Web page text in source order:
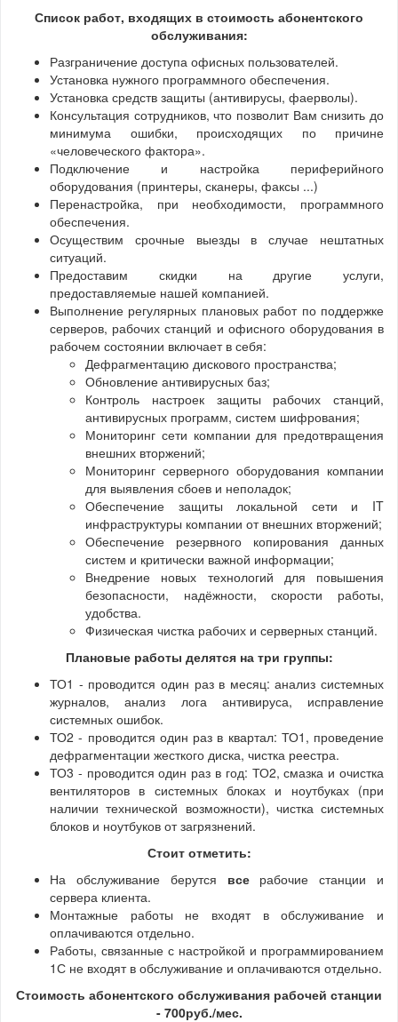
Список работ, входящих в стоимость абонентского
обслуживания:
Разграничение доступа офисных пользователей.
Установка нужного программного обеспечения.
Установка средств защиты (антивирусы, фаерволы).
Консультация сотрудников, что позволит Вам снизить до
минимума ошибки, происходящих по причине
«человеческого фактора».
Подключение и настройка периферийного
оборудования (принтеры, сканеры, факсы ...)
Перенастройка, при необходимости, программного
обеспечения.
Осуществим срочные выезды в случае нештатных
ситуаций.
Предоставим скидки на другие услуги,
предоставляемые нашей компанией.
Выполнение регулярных плановых работ по поддержке
серверов, рабочих станций и офисного оборудования в
рабочем состоянии включает в себя:
Дефрагментацию дискового пространства;
Обновление антивирусных баз;
Контроль настроек защиты рабочих станций,
антивирусных программ, систем шифрования;
Мониторинг сети компании для предотвращения
внешних вторжений;
Мониторинг серверного оборудования компании
для выявления сбоев и неполадок;
Обеспечение защиты локальной сети и IT
инфраструктуры компании от внешних вторжений;
Обеспечение резервного копирования данных
систем и критически важной информации;
Внедрение новых технологий для повышения
безопасности, надёжности, скорости работы,
удобства.
Физическая чистка рабочих и серверных станций.
Плановые работы делятся на три группы:
ТО1 - проводится один раз в месяц: анализ системных
журналов, анализ лога антивируса, исправление
системных ошибок.
ТО2 - проводится один раз в квартал: ТО1, проведение
дефрагментации жесткого диска, чистка реестра.
ТО3 - проводится один раз в год: ТО2, смазка и очистка
вентиляторов в системных блоках и ноутбуках (при
наличии технической возможности), чистка системных
блоков и ноутбуков от загрязнений.
Стоит отметить:
На обслуживание берутся всерабочие станции и
сервера клиента.
Монтажные работы не входят в обслуживание и
оплачиваются отдельно.
Работы, связанные с настройкой и программированием
1С не входят в обслуживание и оплачиваются отдельно.
Стоимость абонентского обслуживания рабочей станции
- 700руб./мес.